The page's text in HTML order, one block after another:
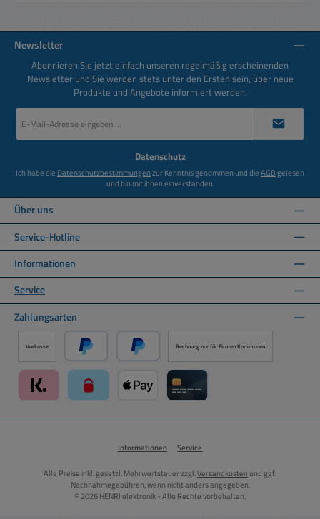
Newsletter
Abonnieren Sie jetzt einfach unseren regelmäßig erscheinenden
Newsletter und Sie werden stets unter den Ersten sein, über neue
Produkte und Angebote informiert werden.
Mail-
Datenschutz
Ich habe die Datenschutzbestimmungenzur Kenntnis genommen und dieAGBgelesen
und bin mit ihnen einverstanden.
Über uns
Service-Hotline
Informationen
Service
Zahlungsarten
Vorkasse
PayPal Später Bezahlen über PayPal
Rechnung nur für Firmen Kommunen
Informationen Service
Alle Preise inkl. gesetzl. Mehrwertsteuer zzgl.Versandkosten und ggf.
Nachnahmegebühren, wenn nicht anders angegeben.
© 2026 HENRI elektronik - Alle Rechte vorbehalten.